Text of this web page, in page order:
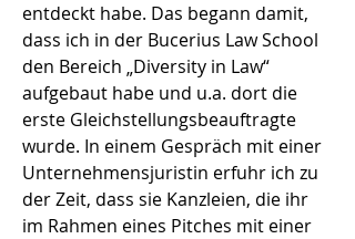
entdeckt habe. Das begann damit,
dass ich in der Bucerius Law School
den Bereich „Diversity in Law“
aufgebaut habe und u.a. dort die
erste Gleichstellungsbeauftragte
wurde. In einem Gespräch mit einer
Unternehmensjuristin erfuhr ich zu
der Zeit, dass sie Kanzleien, die ihr
im Rahmen eines Pitches mit einer